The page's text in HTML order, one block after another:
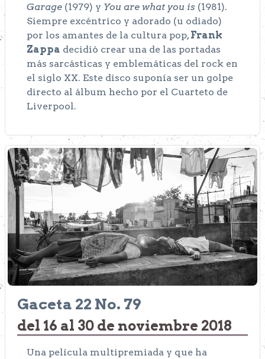
Garage (1979) y You are what you is (1981).
Siempre excéntrico y adorado (u odiado)
por los amantes de la cultura pop, Frank
Zappa decidió crear una de las portadas
más sarcásticas y emblemáticas del rock en
el siglo XX. Este disco suponía ser un golpe
directo al álbum hecho por el Cuarteto de
Liverpool.
Gaceta 22 No. 79
del 16 al 30 de noviembre 2018
Una película multipremiada y que ha